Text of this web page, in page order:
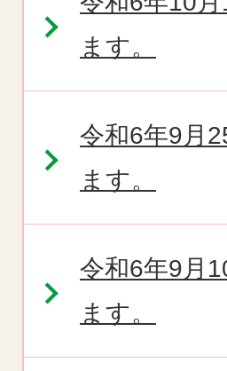
ます。
令和6年9月
ます。
令和6年9月
ます。